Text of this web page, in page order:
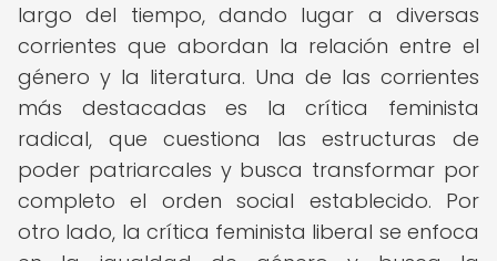
largo del tiempo, dando lugar a diversas
corrientes que abordan la relación entre el
género y la literatura. Una de las corrientes
más destacadas es la crítica feminista
radical, que cuestiona las estructuras de
poder patriarcales y busca transformar por
completo el orden social establecido. Por
otro lado, la crítica feminista liberal se enfoca